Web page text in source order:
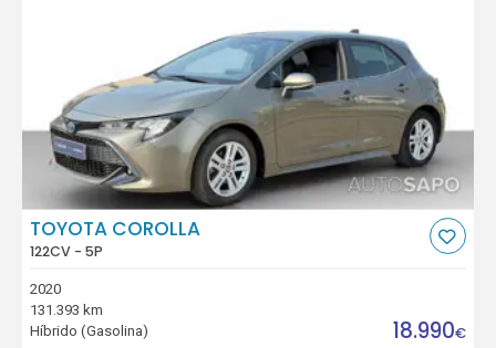
TOYOTA COROLLA
122CV - 5P
2020
131.393 km
Híbrido (Gasolina)
18.990€